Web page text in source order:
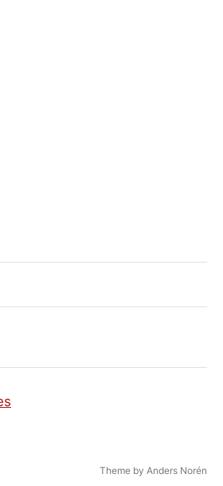
Theme by Anders Norén